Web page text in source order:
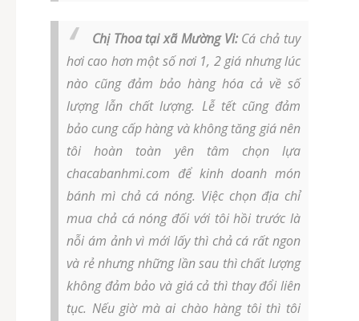
Chị Thoa tại xã Mường Vi:Cá chả tuy
hơi cao hơn một số nơi 1, 2 giá nhưng lúc
nào cũng đảm bảo hàng hóa cả về số
lượng lẫn chất lượng. Lễ tết cũng đảm
bảo cung cấp hàng và không tăng giá nên
tôi hoàn toàn yên tâm chọn lựa
chacabanhmi.com để kinh doanh món
bánh mì chả cá nóng. Việc chọn địa chỉ
mua chả cá nóng đối với tôi hồi trước là
nỗi ám ảnh vì mới lấy thì chả cá rất ngon
và rẻ nhưng những lần sau thì chất lượng
không đảm bảo và giá cả thì thay đổi liên
tục. Nếu giờ mà ai chào hàng tôi thì tôi